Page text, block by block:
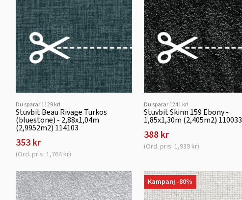
Du sparar 1129 kr!
Stuvbit Beau Rivage Turkos
(bluestone) - 2,88x1,04m
(2,9952m2) 114103
353 kr
(Ord. pris: 1,764 kr)
Du sparar 1241 kr!
Stuvbit Skinn 159 Ebony -
1,85x1,30m (2,405m2) 110033
388 kr
(Ord. pris: 1,939 kr)
Kampanj -80%